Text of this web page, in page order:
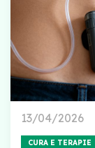
13/04/2026
CURA E TERAPIE